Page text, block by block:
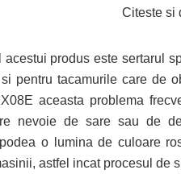
Citeste si
produs este sertarul
pentru tacamurile care de
aceasta problema
nevoie de sare sau de
o lumina de culoare
astfel incat procesul de